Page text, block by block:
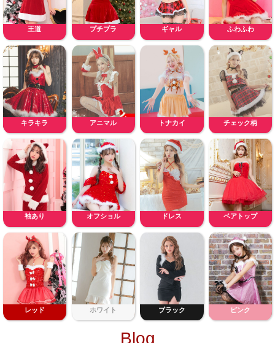
王道 プチプラ ギャル ふわふわ
キラキラ アニマル トナカイ チェック柄
袖あり オフショル ドレス ベアトップ
レッド ホワイト ブラック ピンク
Blog